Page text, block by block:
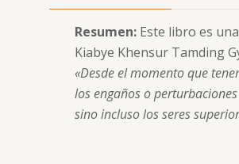
Resumen: Este libro es
Kiabye Khensur Tamding
«Desde el momento que
los engaños o
sino incluso los seres